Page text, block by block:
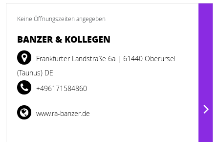
Keine Öffnungszeiten angegeben
BANZER & KOLLEGEN
Frankfurter Landstraße 6a | 61440 Oberursel
(Taunus) DE
+496171584860
www.ra-banzer.de